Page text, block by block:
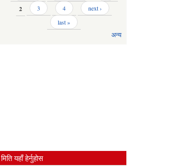
2 3 4
next ›
last »
अन्य
मिति यहाँ हेर्नुहोस